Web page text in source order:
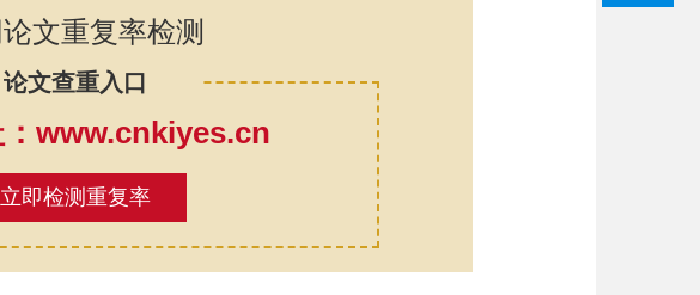
文重复率检测
论文查重入口
：www.cnkiyes.cn
立即检测重复率